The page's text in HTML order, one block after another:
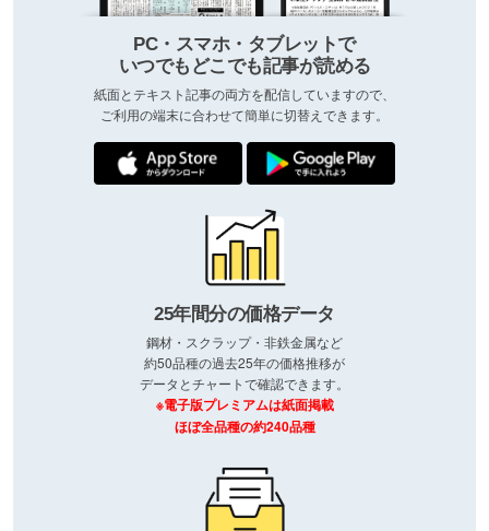
PC・スマホ・タブレットで
いつでもどこでも記事が読める
紙面とテキスト記事の両方を配信していますので、
ご利用の端末に合わせて簡単に切替えできます。
25年間分の価格データ
鋼材・スクラップ・非鉄金属など
約50品種の過去25年の価格推移が
データとチャートで確認できます。
※電子版プレミアムは紙面掲載
ほぼ全品種の約240品種